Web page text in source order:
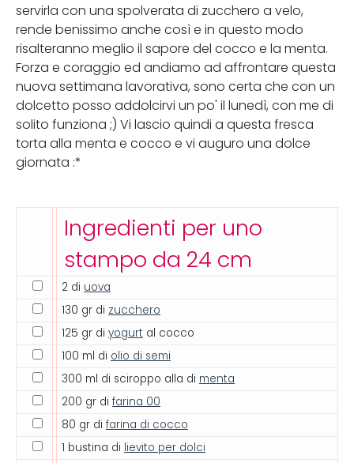
servirla con una spolverata di zucchero a velo,
rende benissimo anche così e in questo modo
risalteranno meglio il sapore del cocco e la menta.
Forza e coraggio ed andiamo ad affrontare questa
nuova settimana lavorativa, sono certa che con un
dolcetto posso addolcirvi un po' il lunedì, con me di
solito funziona ;) Vi lascio quindi a questa fresca
torta alla menta e cocco e vi auguro una dolce
giornata :*
Ingredienti per uno
stampo da 24 cm
2 di uova
130 gr di zucchero
125 gr di yogurt al cocco
100 ml di olio di semi
300 ml di sciroppo alla di menta
200 gr di farina 00
80 gr di farina di cocco
1 bustina di lievito per dolci